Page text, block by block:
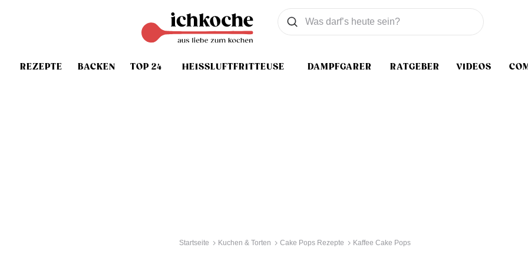
REZEPTE BACKEN TOP 24 HEISSLUFTFRITTEUSE DAMPFGARER RATGEBER VIDEOS
Was wollen Sie suchen
Suchen
Startseite Kuchen & Torten Cake Pops Rezepte Kaffee Cake Pops